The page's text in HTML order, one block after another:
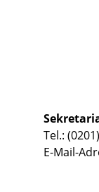
Tel.:
E-Mail-